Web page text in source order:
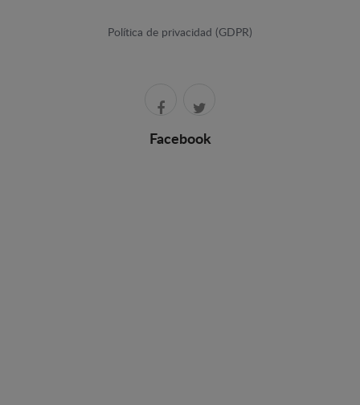
Política de privacidad (GDPR)
Facebook